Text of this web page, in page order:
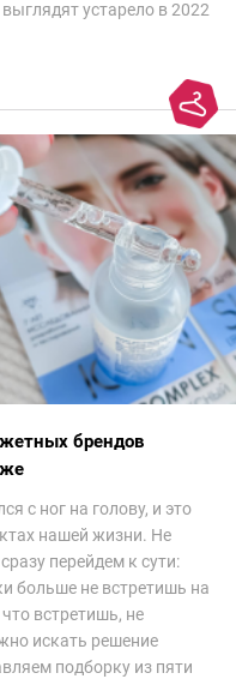
устарело в 2022
брендов
с ног на голову, и это
нашей жизни. Не
перейдем к сути:
больше не встретишь на
встретишь, не
искать решение
подборку из пяти